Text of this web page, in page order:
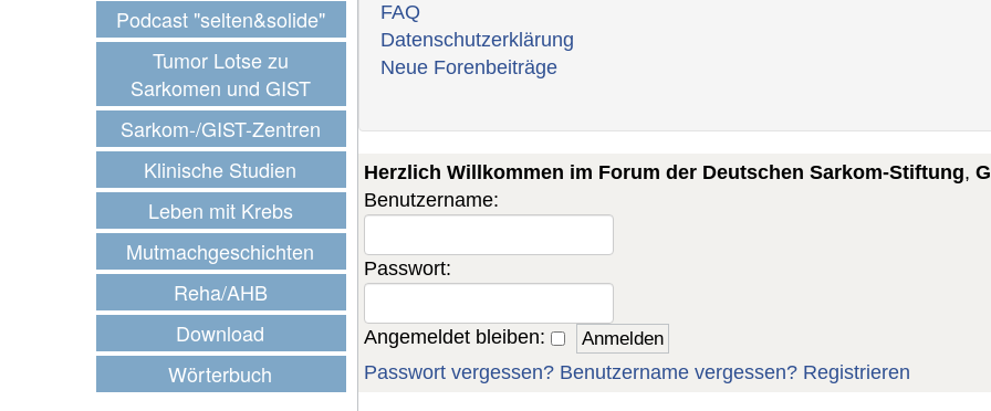
Podcast "selten&solide"
Tumor Lotse zu
Sarkomen und GIST
Sarkom-/GIST-Zentren
Klinische Studien
Leben mit Krebs
Mutmachgeschichten
Reha/AHB
Download
Wörterbuch
FAQ
Datenschutzerklärung
Neue Forenbeiträge
Herzlich Willkommen im Forum der Deutschen Sarkom-Stiftung,
Benutzername:
Passwort:
Angemeldet bleiben:
Passwort vergessen? Benutzername vergessen? Registrieren